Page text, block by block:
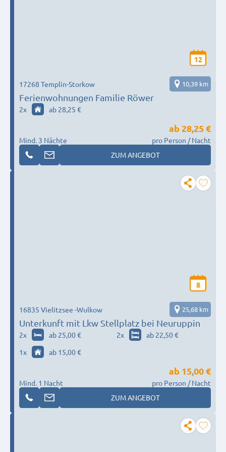
12
Ferienwohnungen Familie Röwer
17268 Templin-Storkow 10,39 km
2x ab 28,25 €
Mind. 3 Nächte
ab 28,25 €
pro Person / Nacht
ZUM ANGEBOT
8
Unterkunft mit Lkw Stellplatz bei Neuruppin
16835 Vielitzsee -Wulkow 25,68 km
2x ab 25,00 € 2x
ab 22,50 €
1x ab 15,00 €
Mind. 1 Nacht
ab 15,00 €
pro Person / Nacht
ZUM ANGEBOT